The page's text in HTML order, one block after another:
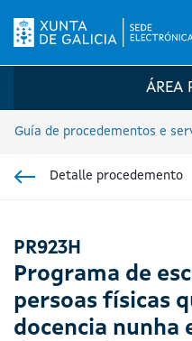
Logo da Sede
ÁREA
Guía de procedementos e
Detalle procedemento
PR923H
Programa de
persoas físicas
docencia nunha